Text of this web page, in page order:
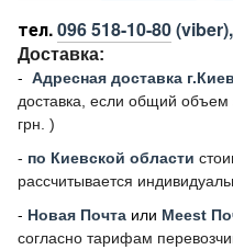
тел.096 518-10-80(viber),
Доставка:
- Адресная доставка г.Киев
доставка, если общий объем
грн. )
- по Киевской области
рассчитывается
- Новая Почта или Meest
согласно тарифам